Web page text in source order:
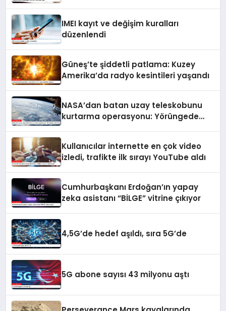
IMEI kayıt ve değişim kuralları
düzenlendi
Güneş’te şiddetli patlama: Kuzey
Amerika’da radyo kesintileri yaşandı
NASA’dan batan uzay teleskobunu
kurtarma operasyonu: Yörüngede
Kullanıcılar internette en çok video
izledi, trafikte ilk sırayı YouTube aldı
Cumhurbaşkanı Erdoğan’ın yapay
zeka asistanı “BİLGE” vitrine çıkıyor
4,5G’de hedef aşıldı, sıra 5G’de
5G abone sayısı 43 milyonu aştı